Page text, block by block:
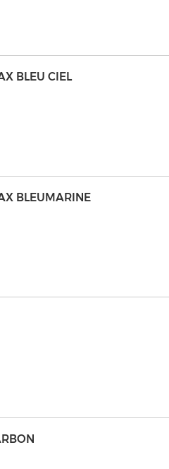
BLEU CIEL
BLEUMARINE